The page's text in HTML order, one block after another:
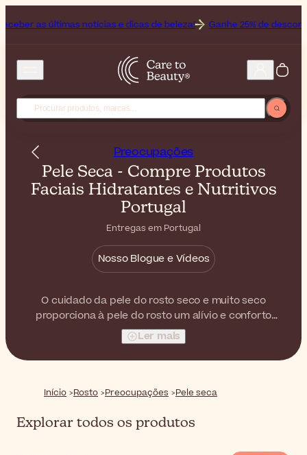
notícias e dicas de beleza! Ganhe 25% de desconto no Off ao
Preocupações
Pele Seca - Compre Produtos
Faciais Hidratantes e Nutritivos
Portugal
Entregas em Portugal
Nosso Blogue e Vídeos
O cuidado da pele do rosto seco e muito seco
proporciona à pele do rosto um alívio e conforto
imediatos. Escolha a sua textura nutritiva preferida e
dê hidratação à pele do rosto.
Ler mais
Início Rosto Preocupações Pele seca
Explorar todos os produtos